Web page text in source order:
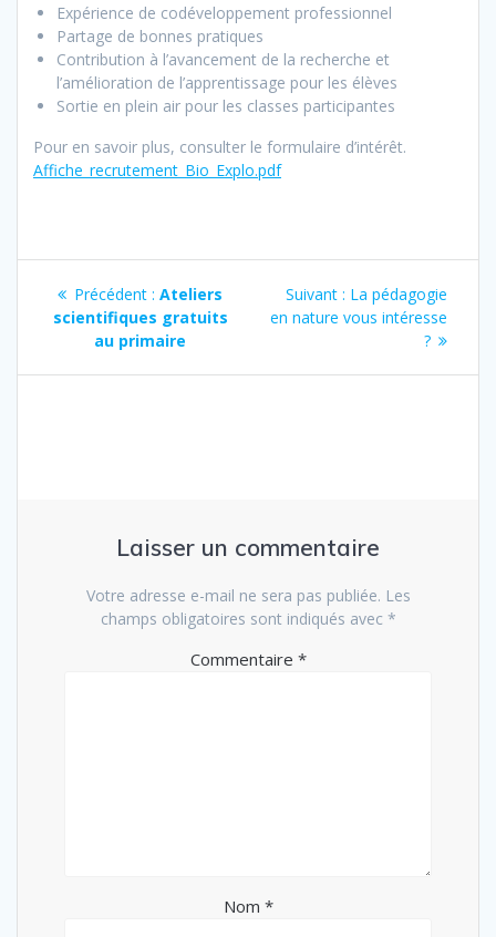
Expérience de codéveloppement professionnel
Partage de bonnes pratiques
Contribution à l’avancement de la recherche et
l’amélioration de l’apprentissage pour les élèves
Sortie en plein air pour les classes participantes
Pour en savoir plus, consulter le formulaire d’intérêt.
Affiche_recrutement_Bio_Explo.pdf
Navigation
de
l’article
Précédent : Article
précédent
:
Ateliers
scientifiques gratuits
au primaire
Suivant : Article
suivant
La pédagogie
en nature vous intéresse
?
Laisser un commentaire
Votre adresse e-mail ne sera pas publiée. Les
champs obligatoires sont indiqués avec *
Commentaire *
Nom *